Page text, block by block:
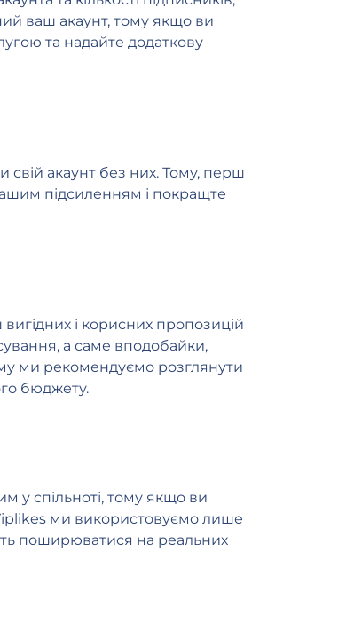
ваш акаунт, тому якщо ви
та надайте додаткову
акаунт без них. Тому, перш
підсиленням і покращте
і корисних пропозицій
а саме вподобайки,
ми рекомендуємо розглянути
бюджету.
у спільноті, тому якщо ви
ми використовуємо лише
поширюватися на реальних